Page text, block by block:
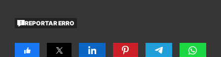
REPORTAR ERRO